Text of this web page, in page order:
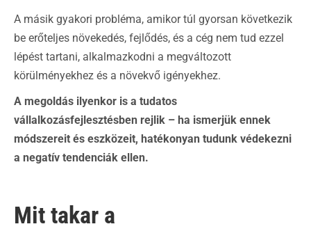
A másik gyakori probléma, amikor túl gyorsan következik
be erőteljes növekedés, fejlődés, és a cég nem tud ezzel
lépést tartani, alkalmazkodni a megváltozott
körülményekhez és a növekvő igényekhez.
A megoldás ilyenkor is a tudatos
vállalkozásfejlesztésben rejlik – ha ismerjük ennek
módszereit és eszközeit, hatékonyan tudunk védekezni
a negatív tendenciák ellen.
Mit takar a